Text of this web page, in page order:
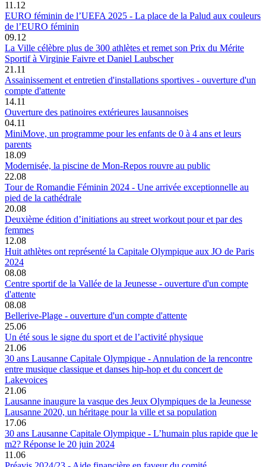
11.12
EURO féminin de l’UEFA 2025 - La place de la Palud aux couleurs
de l’EURO féminin
09.12
La Ville célèbre plus de 300 athlètes et remet son Prix du Mérite
Sportif à Virginie Faivre et Daniel Laubscher
21.11
Assainissement et entretien d'installations sportives - ouverture d'un
compte d'attente
14.11
Ouverture des patinoires extérieures lausannoises
04.11
MiniMove, un programme pour les enfants de 0 à 4 ans et leurs
parents
18.09
Modernisée, la piscine de Mon-Repos rouvre au public
22.08
Tour de Romandie Féminin 2024 - Une arrivée exceptionnelle au
pied de la cathédrale
20.08
Deuxième édition d’initiations au street workout pour et par des
femmes
12.08
Huit athlètes ont représenté la Capitale Olympique aux JO de Paris
2024
08.08
Centre sportif de la Vallée de la Jeunesse - ouverture d'un compte
d'attente
08.08
Bellerive-Plage - ouverture d'un compte d'attente
25.06
Un été sous le signe du sport et de l’activité physique
21.06
30 ans Lausanne Capitale Olympique - Annulation de la rencontre
entre musique classique et danses hip-hop et du concert de
Lakevoices
21.06
Lausanne inaugure la vasque des Jeux Olympiques de la Jeunesse
Lausanne 2020, un héritage pour la ville et sa population
17.06
30 ans Lausanne Capitale Olympique - L’humain plus rapide que le
m2? Réponse le 20 juin 2024
11.06